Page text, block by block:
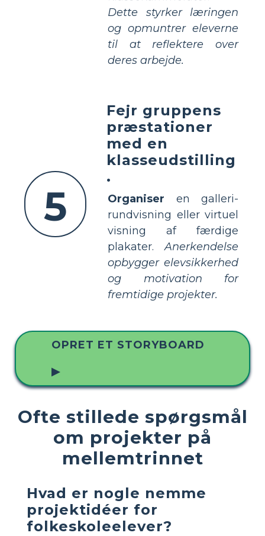
Dette styrker læringen
og opmuntrer eleverne
til at reflektere over
deres arbejde.
5
Fejr gruppens
præstationer
med en
klasseudstilling
.
Organiser en galleri-
rundvisning eller virtuel
visning af færdige
plakater.Anerkendelse
opbygger elevsikkerhed
og motivation for
fremtidige projekter.
OPRET ET STORYBOARD
▶
Ofte stillede spørgsmål
om projekter på
mellemtrinnet
Hvad er nogle nemme
projektidéer for
folkeskoleelever?